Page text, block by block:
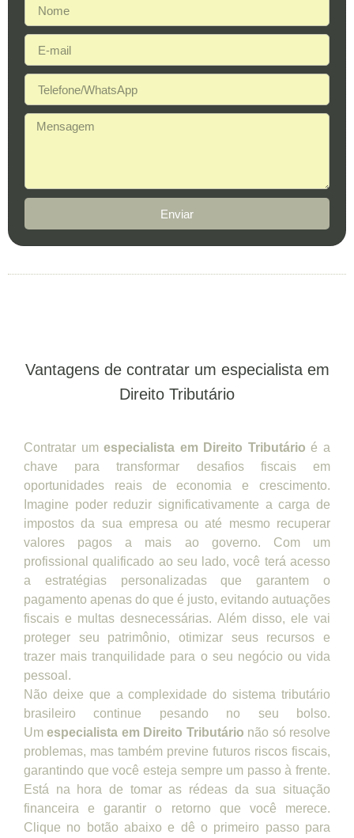
Enviar
Vantagens de contratar um especialista em
Direito Tributário
Contratar umespecialista em Direito Tributário é a
chave para transformar desafios fiscais em
oportunidades reais de economia e crescimento.
Imagine poder reduzir significativamente a carga de
impostos da sua empresa ou até mesmo recuperar
valores pagos a mais ao governo. Com um
profissional qualificado ao seu lado, você terá acesso
a estratégias personalizadas que garantem o
pagamento apenas do que é justo, evitando autuações
fiscais e multas desnecessárias. Além disso, ele vai
proteger seu patrimônio, otimizar seus recursos e
trazer mais tranquilidade para o seu negócio ou vida
pessoal.
Não deixe que a complexidade do sistema tributário
brasileiro continue pesando no seu bolso.
Umespecialista em Direito Tributário não só resolve
problemas, mas também previne futuros riscos fiscais,
garantindo que você esteja sempre um passo à frente.
Está na hora de tomar as rédeas da sua situação
financeira e garantir o retorno que você merece.
Clique no botão abaixo e dê o primeiro passo para